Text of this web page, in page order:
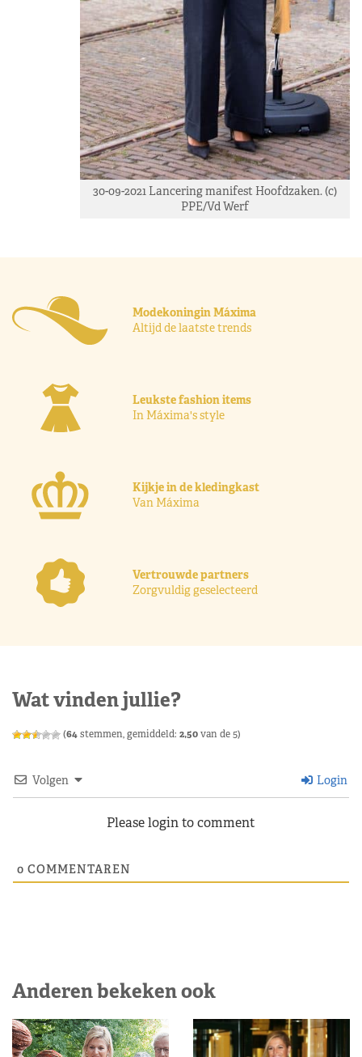
30-09-2021 Lancering manifest Hoofdzaken. (c)
PPE/Vd Werf
Modekoningin Máxima
Altijd de laatste trends
Leukste fashion items
In Máxima's style
Kijkje in de kledingkast
Van Máxima
Vertrouwde partners
Zorgvuldig geselecteerd
Wat vinden jullie?
(64stemmen, gemiddeld: 2,50van de 5)
Volgen Login
Please login to comment
0 COMMENTAREN
Anderen bekeken ook